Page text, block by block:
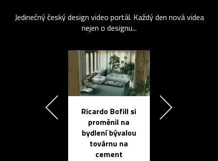
Jedinečný český design video portál. Každý den nová videa
nejen o designu...
Ricardo Bofill si
proměnil na
bydlení bývalou
továrnu na
cement